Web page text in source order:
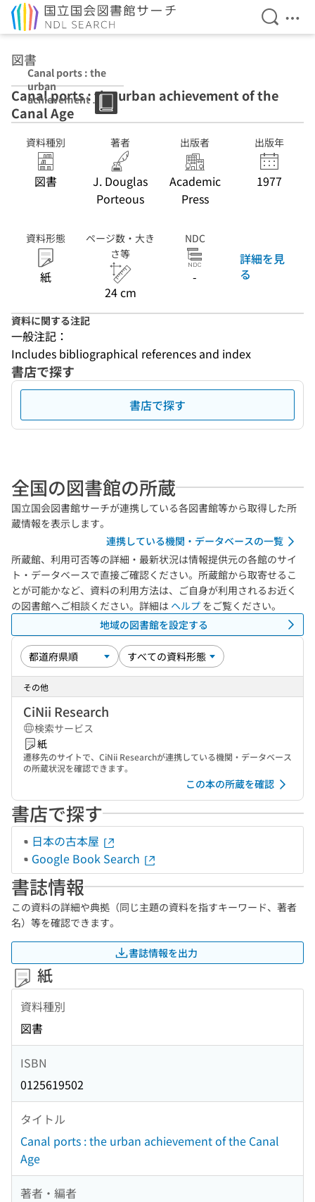
検索を
メ
図書
Canal ports : the
urban
achievement of
the Canal Age
Canal ports : the urban achievement of the
Canal Age
資料種別
図書
著者
J. Douglas
Porteous
出版者
Academic
Press
出版年
1977
資料形態
紙
ページ数・大き
さ等
24 cm
NDC
-
詳細を見
る
資料に関する注記
一般注記：
Includes bibliographical references and index
書店で探す
書店で探す
全国の図書館の所蔵
国立国会図書館サーチが連携している各図書館等から取得した所
蔵情報を表示します。
連携している機関・データベースの一覧
所蔵館、利用可否等の詳細・最新状況は情報提供元の各館のサイ
ト・データベースで直接ご確認ください。所蔵館から取寄せるこ
とが可能かなど、資料の利用方法は、ご自身が利用されるお近く
の図書館へご相談ください。詳細は ヘルプ をご覧ください。
地域の図書館を設定する
その他
CiNii Research
検索サービス
紙
遷移先のサイトで、CiNii Researchが連携している機関・データベース
の所蔵状況を確認できます。
この本の所蔵を確認
書店で探す
日本の古本屋
Google Book Search
書誌情報
この資料の詳細や典拠（同じ主題の資料を指すキーワード、著者
名）等を確認できます。
書誌情報を出力
紙
資料種別
図書
ISBN
0125619502
タイトル
Canal ports : the urban achievement of the Canal
Age
著者・編者